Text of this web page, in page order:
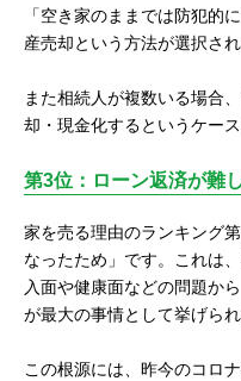
「空き家のままでは防犯的
産売却という方法が選択され
また相続人が複数いる場合
却・現金化するというケー
第3位：ローン返済が難
家を売る理由のランキング
なったため」です。これは
入面や健康面などの問題か
が最大の事情として挙げられ
この根源には、昨今のコロ